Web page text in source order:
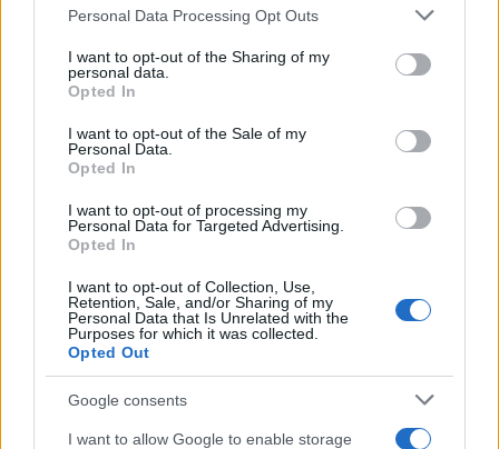
Please note that this website/app uses one or more Google
not limited to your visit or usage behaviour. You may click to
grant or deny consent to Google and its third-party tags to
use your data for below specified purposes in below Google
consent section.
Personal Data Processing Opt Outs
I want to opt-out of the Sharing of my
personal data.
Opted In
I want to opt-out of the Sale of my
Personal Data.
Opted In
I want to opt-out of processing my
Personal Data for Targeted Advertising.
Opted In
I want to opt-out of Collection, Use,
Retention, Sale, and/or Sharing of my
Personal Data that Is Unrelated with the
Purposes for which it was collected.
Opted Out
Google consents
I want to allow Google to enable storage
Continua a leggere
BASKET